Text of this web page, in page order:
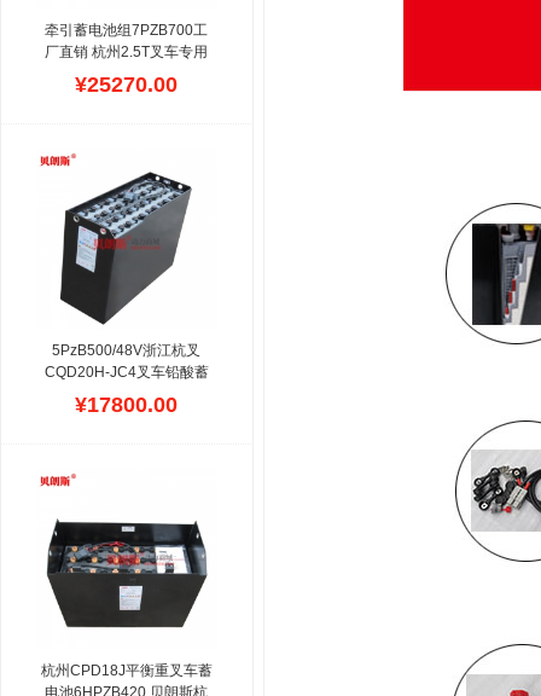
牵引蓄电池组7PZB700工
厂直销 杭州2.5T叉车专用
蓄电池组 贝朗斯公司批发杭
州叉车CPD25J/2.5吨电瓶
24H华南区到达现场处理技
术上的能力,所有蓄电池组
是根据杭州叉车标准铁箱设
计,容量达到108.8%以上,价
格低廉,服务及时.
¥25270.00
5PzB500/48V浙江杭叉
CQD20H-JC4叉车铅酸蓄
电池 杭州2吨前移式仓储车
电瓶500Ah 浙江杭州叉车蓄
型号不一样,但都以铅酸蓄
斯动力单元,可以实行1500
次充放电,结构合理，插接
器准确，安装尺寸简单准
确，根据杭州叉车出厂标准
设计，符合杭叉车架空间位
置。
¥17800.00
杭州CPD18J平衡重叉车蓄
电池6HPZB420 贝朗斯杭